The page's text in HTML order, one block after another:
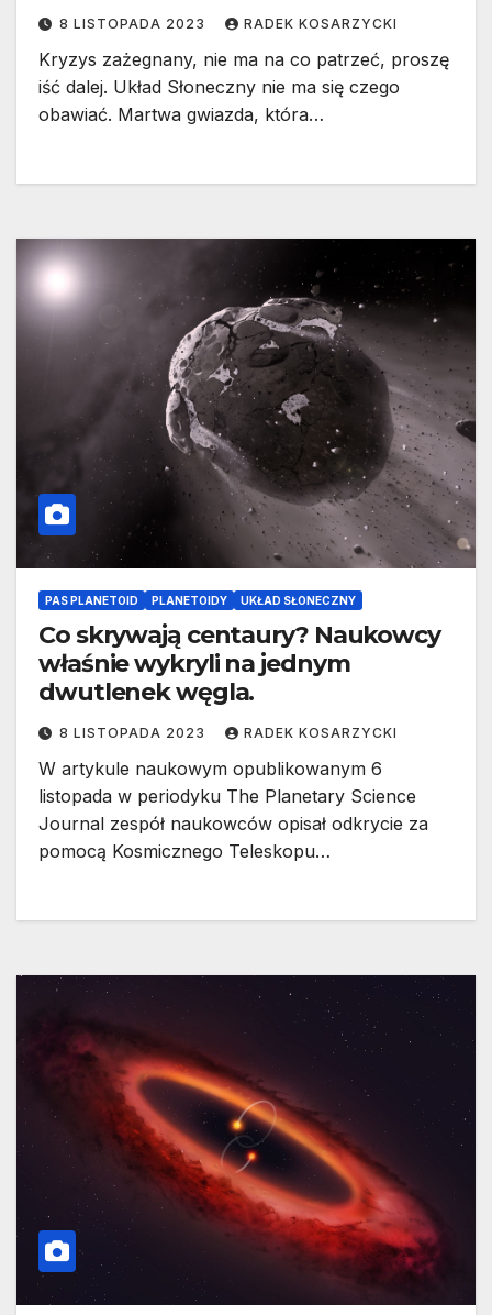
8 LISTOPADA 2023 RADEK KOSARZYCKI
Kryzys zażegnany, nie ma na co patrzeć, proszę
iść dalej. Układ Słoneczny nie ma się czego
obawiać. Martwa gwiazda, która…
PAS PLANETOID PLANETOIDY UKŁAD SŁONECZNY
Co skrywają centaury? Naukowcy
właśnie wykryli na jednym
dwutlenek węgla.
8 LISTOPADA 2023 RADEK KOSARZYCKI
W artykule naukowym opublikowanym 6
listopada w periodyku The Planetary Science
Journal zespół naukowców opisał odkrycie za
pomocą Kosmicznego Teleskopu…